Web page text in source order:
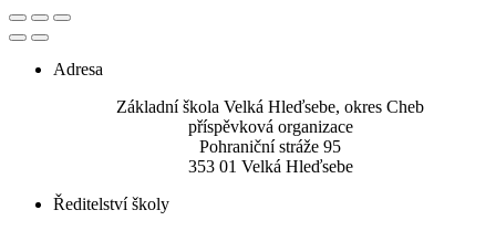
Adresa
Základní škola Velká Hleďsebe, okres Cheb
příspěvková organizace
Pohraniční stráže 95
353 01 Velká Hleďsebe
Ředitelství školy